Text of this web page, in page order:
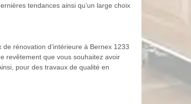
tendances ainsi qu’un large choix
rénovation d’intérieure à Bernex 1233
revêtement que vous souhaitez avoir
pour des travaux de qualité en